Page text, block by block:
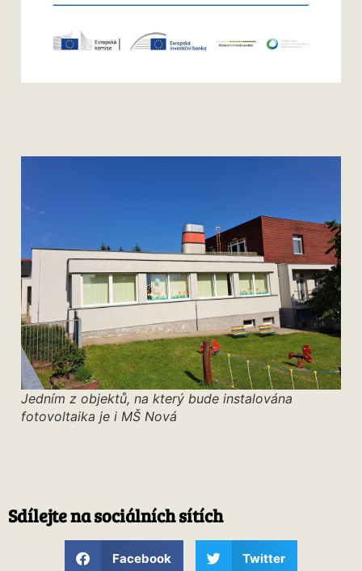
Jedním z objektů, na který bude instalována
fotovoltaika je i MŠ Nová
Sdílejte na sociálních sítích
Facebook Twitter